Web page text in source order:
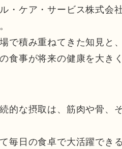
・ケア・サービス株式会
で積み重ねてきた知見と
食事が将来の健康を大き
的な摂取は、筋肉や骨、
毎日の食卓で大活躍でき